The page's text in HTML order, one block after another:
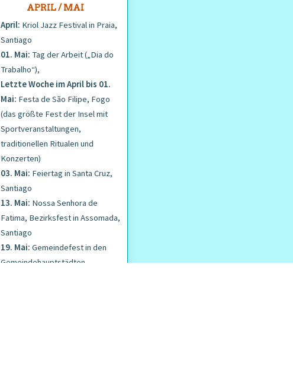
APRIL / MAI
April: Kriol Jazz Festival in Praia,
Santiago
01. Mai: Tag der Arbeit („Dia do
Trabalho“),
Letzte Woche im April bis 01.
Mai: Festa de São Filipe, Fogo
(das größte Fest der Insel mit
Sportveranstaltungen,
traditionellen Ritualen und
Konzerten)
03. Mai: Feiertag in Santa Cruz,
Santiago
13. Mai: Nossa Senhora de
Fatima, Bezirksfest in Assomada,
Santiago
19. Mai: Gemeindefest in den
Gemeindehauptstädten,